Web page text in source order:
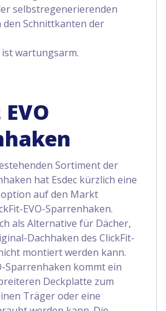
selbstregenerierenden
den Schnittkanten der
wartungsarm.
Sortiment der
hat Esdec kürzlich eine
auf den Markt
EVO-Sparrenhaken.
als Alternative für Dächer,
Dachhaken des ClickFit-
montiert werden kann.
Sparrenhaken kommt ein
Deckplatte zum
Träger oder eine